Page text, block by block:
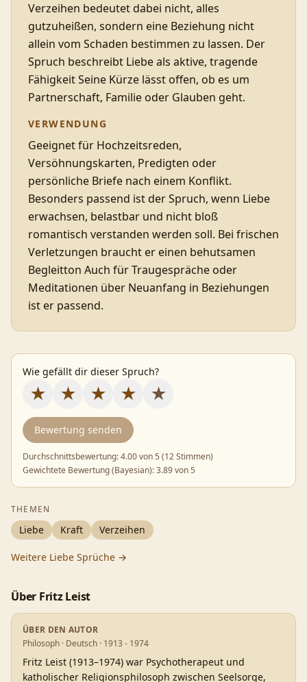
Verzeihen bedeutet dabei nicht, alles
gutzuheißen, sondern eine Beziehung nicht
allein vom Schaden bestimmen zu lassen. Der
Spruch beschreibt Liebe als aktive, tragende
Fähigkeit Seine Kürze lässt offen, ob es um
Partnerschaft, Familie oder Glauben geht.
VERWENDUNG
Geeignet für Hochzeitsreden,
Versöhnungskarten, Predigten oder
persönliche Briefe nach einem Konflikt.
Besonders passend ist der Spruch, wenn Liebe
erwachsen, belastbar und nicht bloß
romantisch verstanden werden soll. Bei frischen
Verletzungen braucht er einen behutsamen
Begleitton Auch für Traugespräche oder
Meditationen über Neuanfang in Beziehungen
ist er passend.
Wie gefällt dir dieser Spruch?
★ ★ ★ ★ ★
Bewertung senden
Durchschnittsbewertung:4.00von 5 (12 Stimmen)
Gewichtete Bewertung (Bayesian):3.89von 5
THEMEN
Liebe Kraft Verzeihen
Weitere Liebe Sprüche →
Über Fritz Leist
ÜBER DEN AUTOR
Philosoph · Deutsch · 1913 - 1974
Fritz Leist (1913–1974) war Psychotherapeut und
katholischer Religionsphilosoph zwischen Seelsorge,